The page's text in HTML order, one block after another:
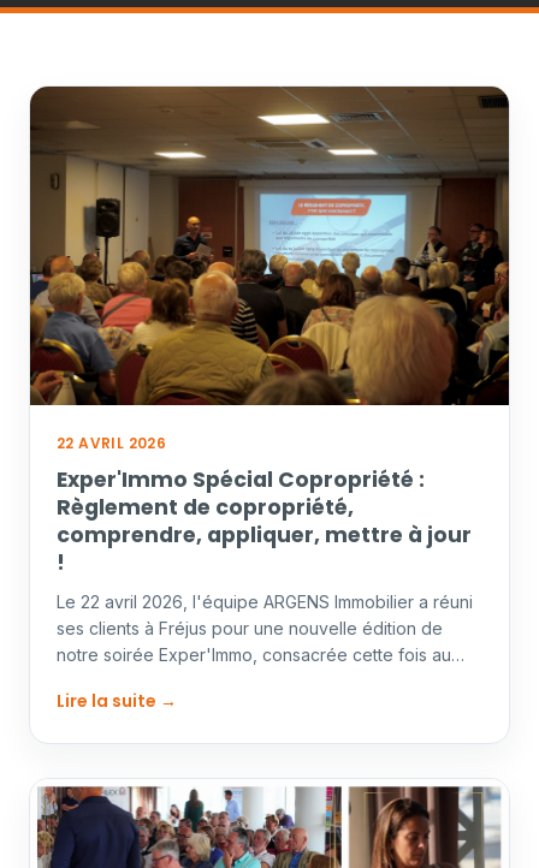
22 AVRIL 2026
Exper'Immo Spécial Copropriété :
Règlement de copropriété,
comprendre, appliquer, mettre à jour
!
Le 22 avril 2026, l'équipe ARGENS Immobilier a réuni
ses clients à Fréjus pour une nouvelle édition de
notre soirée Exper'Immo, consacrée cette fois au
Lire la suite →